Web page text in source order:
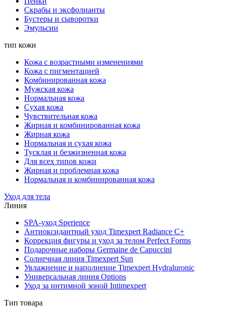
Скрабы и эксфолианты
Бустеры и сыворотки
Эмульсии
тип кожи
Кожа с возрастными изменениями
Кожа с пигментацией
Комбинированная кожа
Мужская кожа
Нормальная кожа
Сухая кожа
Чувствительная кожа
Жирная и комбинированная кожа
Жирная кожа
Нормальная и сухая кожа
Тусклая и безжизненная кожа
Для всех типов кожи
Жирная и проблемная кожа
Нормальная и комбинированная кожа
Уход для тела
Линия
SPA-уход Sperience
Антиоксидантный уход Timexpert Radiance C+
Коррекция фигуры и уход за телом Perfect Forms
Подарочные наборы Germaine de Capuccini
Солнечная линия Timexpert Sun
Увлажнение и наполнение Timexpert Hydraluronic
Универсальная линия Options
Уход за интимной зоной Intimexpert
Тип товара